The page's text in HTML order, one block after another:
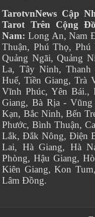
TarotvnNews Cập
Tarot Trên Cộng
Nam: Long An, Nam
Thuận, Phú Thọ, Phú
Quảng Ngãi, Quảng
La, Tây Ninh,
Huế, Tiền Giang, Trà
Vĩnh Phúc, Yên Bái.,
Giang, Bà Rịa -
Kạn, Bắc Ninh, Bến
Phước, Bình Thuận,
Lắk, Đắk Nông, Điện
Lai, Hà Giang, Hà
Phòng, Hậu Giang,
Kiên Giang, Kon
Lâm Đồng.